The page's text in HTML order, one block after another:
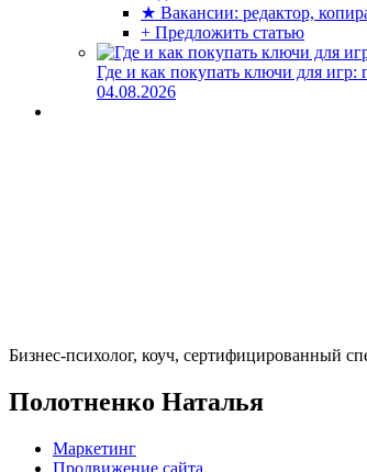
★ Вакансии: редактор,
+ Предложить статью
Где и как покупать ключи для игр:
04.08.2026
Бизнес-психолог, коуч, сертифицированный
Полотненко Наталья
Маркетинг
Продвижение сайта